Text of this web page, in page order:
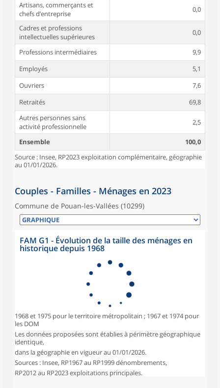
Artisans, commerçants et
chefs d’entreprise
0,0
Cadres et professions
intellectuelles supérieures
0,0
Professions intermédiaires
9,9
Employés
5,1
Ouvriers
7,6
Retraités
69,8
Autres personnes sans
activité professionnelle
2,5
Ensemble
100,0
Source : Insee, RP2023 exploitation complémentaire, géographie
au 01/01/2026.
Couples - Familles - Ménages en 2023
Commune de Pouan-les-Vallées (10299)
FAM G1 - Évolution de la taille des ménages en
historique depuis 1968
1968 et 1975 pour le territoire métropolitain ; 1967 et 1974 pour
les DOM
Les données proposées sont établies à périmètre géographique
identique,
dans la géographie en vigueur au 01/01/2026.
Sources : Insee, RP1967 au RP1999 dénombrements,
RP2012 au RP2023 exploitations principales.